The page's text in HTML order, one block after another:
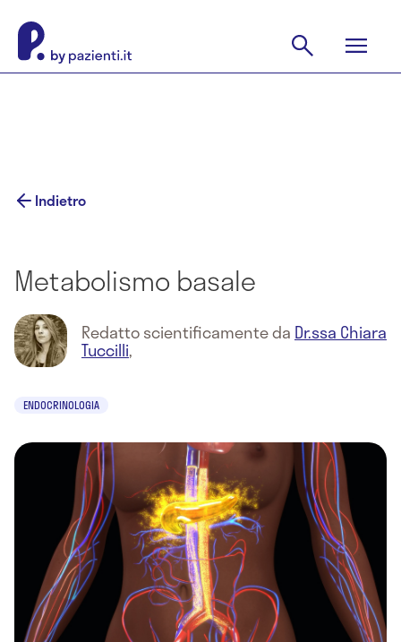
Indietro
Metabolismo basale
Redatto scientificamente da Dr.ssa Chiara
Tuccilli,
ENDOCRINOLOGIA